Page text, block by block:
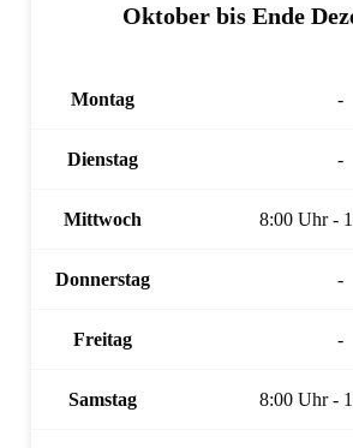
Oktober bis Ende
Montag -
Dienstag -
Mittwoch 8:00 Uhr -
Donnerstag -
Freitag -
Samstag 8:00 Uhr -